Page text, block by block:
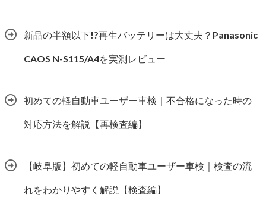
新品の半額以下!?再生バッテリーは大丈夫？Panasonic
CAOS N-S115/A4を実測レビュー
初めての軽自動車ユーザー車検｜不合格になった時の
対応方法を解説【再検査編】
【岐阜版】初めての軽自動車ユーザー車検｜検査の流
れをわかりやすく解説【検査編】